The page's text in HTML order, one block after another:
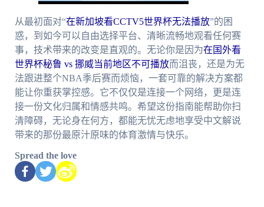
从最初面对“在新加坡看CCTV5世界杯无法播放”的困
惑，到如今可以自由选择平台、清晰流畅地观看任何赛
事，技术带来的改变是直观的。无论你是因为在国外看
世界杯秘鲁 vs 挪威当前地区不可播放而沮丧，还是为无
法跟进整个NBA季后赛而烦恼，一套可靠的解决方案都
能让你重获掌控感。它不仅仅是连接一个网络，更是连
接一份文化归属和情感共鸣。希望这份指南能帮助你扫
清障碍，无论身在何方，都能无忧无虑地享受中文解说
带来的那份最原汁原味的体育激情与快乐。
Spread the love